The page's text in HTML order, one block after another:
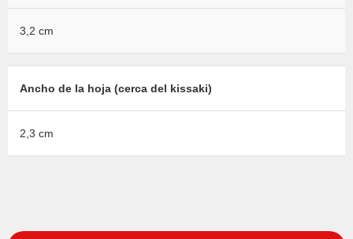
3,2 cm
Ancho de la hoja (cerca del kissaki)
2,3 cm